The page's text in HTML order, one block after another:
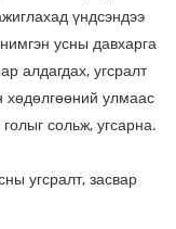
үндсэндээ
усны давхарга
алдагдах, угсралт
хөдөлгөөний улмаас
сольж, угсарна.
угсралт, засвар